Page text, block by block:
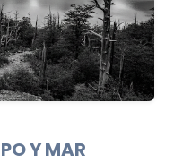
Y MAR